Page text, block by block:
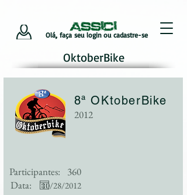
,
Olá, faça seu login ou cadastre-se
OktoberBike
8ª OKtoberBike
2012
Participantes:
360
Data: